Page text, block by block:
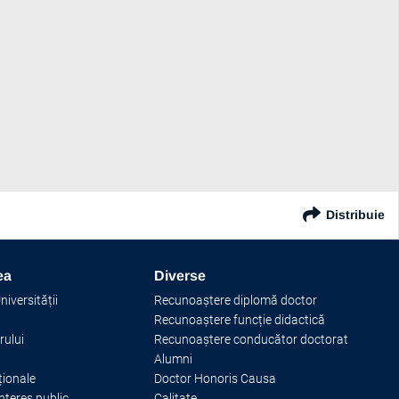
Distribuie
Diverse
Recunoaștere diplomă doctor
Recunoaștere funcție didactică
Recunoaștere conducător doctorat
Alumni
Doctor Honoris Causa